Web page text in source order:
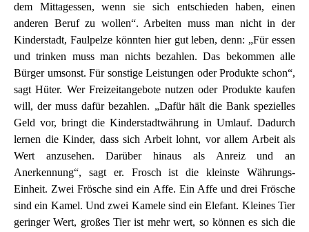
dem Mittagessen, wenn sie sich entschieden haben, einen
anderen Beruf zu wollen“. Arbeiten muss man nicht in der
Kinderstadt, Faulpelze könnten hier gut leben, denn: „Für essen
und trinken muss man nichts bezahlen. Das bekommen alle
Bürger umsonst. Für sonstige Leistungen oder Produkte schon“,
sagt Hüter. Wer Freizeitangebote nutzen oder Produkte kaufen
will, der muss dafür bezahlen. „Dafür hält die Bank spezielles
Geld vor, bringt die Kinderstadtwährung in Umlauf. Dadurch
lernen die Kinder, dass sich Arbeit lohnt, vor allem Arbeit als
Wert anzusehen. Darüber hinaus als Anreiz und an
Anerkennung“, sagt er. Frosch ist die kleinste Währungs-
Einheit. Zwei Frösche sind ein Affe. Ein Affe und drei Frösche
sind ein Kamel. Und zwei Kamele sind ein Elefant. Kleines Tier
geringer Wert, großes Tier ist mehr wert, so können es sich die